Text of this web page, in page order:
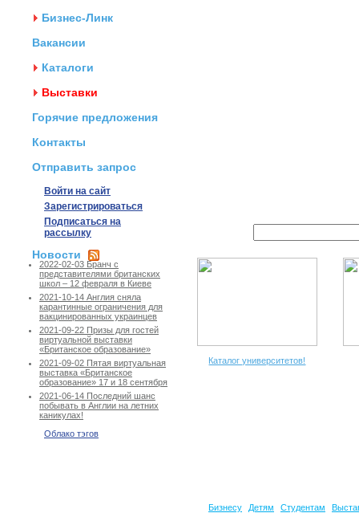
Бизнес-Линк
Вакансии
Каталоги
Выставки
Горячие предложения
Контакты
Отправить запрос
Войти на сайт
Зарегистрироваться
Подписаться на
рассылку
Новости
2022-02-03 Бранч с
представителями британских
школ – 12 февраля в Киеве
2021-10-14 Англия сняла
карантинные ограничения для
вакцинированных украинцев
2021-09-22 Призы для гостей
виртуальной выставки
«Британское образование»
2021-09-02 Пятая виртуальная
выставка «Британское
образование» 17 и 18 сентября
2021-06-14 Последний шанс
побывать в Англии на летних
каникулах!
Облако тэгов
Каталог университетов!
Бизнесу Детям Студентам